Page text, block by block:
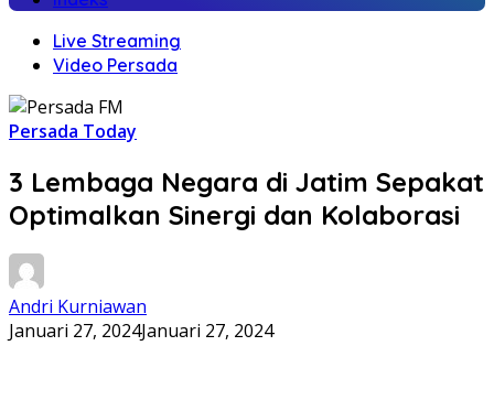
Live Streaming
Video Persada
Persada Today
3 Lembaga Negara di Jatim Sepakat
Optimalkan Sinergi dan Kolaborasi
Andri Kurniawan
Januari 27, 2024Januari 27, 2024